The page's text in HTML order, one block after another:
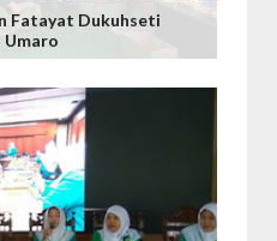
Fatayat Dukuhseti
Umaro